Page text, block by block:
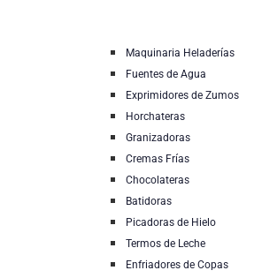
Maquinaria Heladerías
Fuentes de Agua
Exprimidores de Zumos
Horchateras
Granizadoras
Cremas Frías
Chocolateras
Batidoras
Picadoras de Hielo
Termos de Leche
Enfriadores de Copas